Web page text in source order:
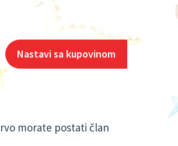
Nastavi sa kupovinom
morate postati član